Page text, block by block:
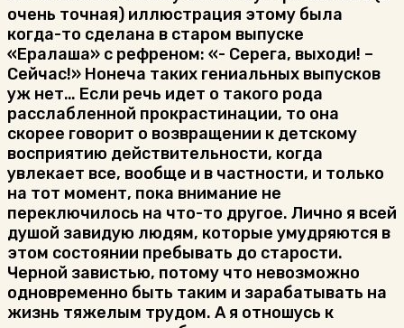
очень точная) иллюстрация этому была
когда-то сделана в старом выпуске
«Ералаша» с рефреном: «- Серега, выходи! –
Сейчас!» Нонеча таких гениальных выпусков
уж нет… Если речь идет о такого рода
расслабленной прокрастинации, то она
скорее говорит о возвращении к детскому
восприятию действительности, когда
увлекает все, вообще и в частности, и только
на тот момент, пока внимание не
переключилось на что-то другое. Лично я всей
душой завидую людям, которые умудряются в
этом состоянии пребывать до старости.
Черной завистью, потому что невозможно
одновременно быть таким и зарабатывать на
жизнь тяжелым трудом. А я отношусь к